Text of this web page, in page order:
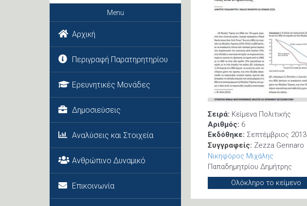
Menu
Αρχική
Περιγραφή Παρατηρητηρίου
Ερευνητικές Μονάδες
Δημοσιεύσεις
Αναλύσεις και Στοιχεία
Ανθρώπινο Δυναμικό
Επικοινωνία
Σειρά: Κείμενα Πολιτικής
Αριθμός: 6
Εκδόθηκε: Σεπτέμβριος 2013
Συγγραφείς: Zezza Gennaro
Νικηφόρος Μιχάλης
Παπαδημητρίου Δημήτρης
Ολόκληρο το κείμενο